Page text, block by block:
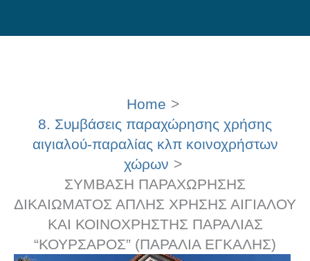
to
Home
8. Συμβάσεις παραχώρησης χρήσης
αιγιαλού-παραλίας κλπ κοινοχρήστων
χώρων
ΣΥΜΒΑΣΗ ΠΑΡΑΧΩΡΗΣΗΣ
ΔΙΚΑΙΩΜΑΤΟΣ ΑΠΛΗΣ ΧΡΗΣΗΣ ΑΙΓΙΑΛΟΥ
ΚΑΙ ΚΟΙΝΟΧΡΗΣΤΗΣ ΠΑΡΑΛΙΑΣ
“ΚΟΥΡΣΑΡΟΣ” (ΠΑΡΑΛΙΑ ΕΓΚΑΛΗΣ)